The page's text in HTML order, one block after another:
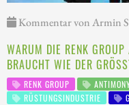
Kommentar von Armin
WARUM DIE RENK GROUP
BRAUCHT WIE DER
RENK GROUP
RÜSTUNGSINDUSTRIE